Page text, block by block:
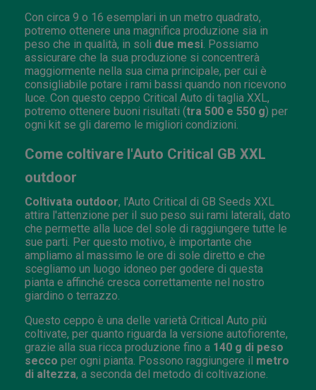
Con circa 9 o 16 esemplari in un metro quadrato,
potremo ottenere una magnifica produzione sia in
peso che in qualità, in soli due mesi . Possiamo
assicurare che la sua produzione si concentrerà
maggiormente nella sua cima principale, per cui è
consigliabile potare i rami bassi quando non ricevono
luce. Con questo ceppo Critical Auto di taglia XXL,
potremo ottenere buoni risultati (tra 500 e 550 g) per
ogni kit se gli daremo le migliori condizioni.
Come coltivare l'Auto Critical GB XXL
outdoor
Coltivata outdoor, l'Auto Critical di GB Seeds XXL
attira l'attenzione per il suo peso sui rami laterali, dato
che permette alla luce del sole di raggiungere tutte le
sue parti. Per questo motivo, è importante che
ampliamo al massimo le ore di sole diretto e che
scegliamo un luogo idoneo per godere di questa
pianta e affinché cresca correttamente nel nostro
giardino o terrazzo.
Questo ceppo è una delle varietà Critical Auto più
coltivate, per quanto riguarda la versione autofiorente,
grazie alla sua ricca produzione fino a 140 g di peso
secco per ogni pianta. Possono raggiungere il metro
di altezza, a seconda del metodo di coltivazione.